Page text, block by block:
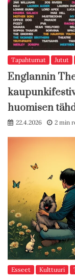
Tapahtumat Jutut
Englannin
huomisen
22.4.2026 2 min
Esseet Kulttuuri